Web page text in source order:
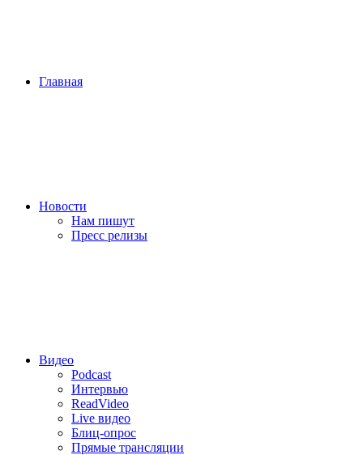
Главная
Новости
Нам пишут
Пресс релизы
Видео
Podcast
Интервью
ReadVideo
Live видео
Блиц-опрос
Прямые трансляции